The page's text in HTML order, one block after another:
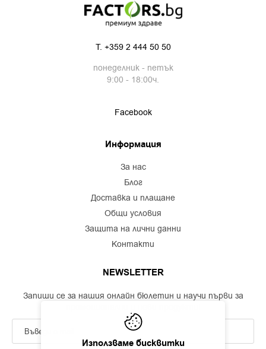
Използваме бисквитки
T. +359 2 444 50 50
понеделник - петък
9:00 - 18:00ч.
Facebook
Информация
за нас
блог
доставка и плащане
общи условия
защита на лични данни
контакти
NEWSLETTER
Запиши се за нашия онлайн бюлетин и научи първи за